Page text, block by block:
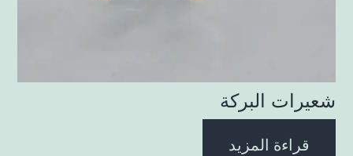
شعيرات البركة
قراءة المزيد